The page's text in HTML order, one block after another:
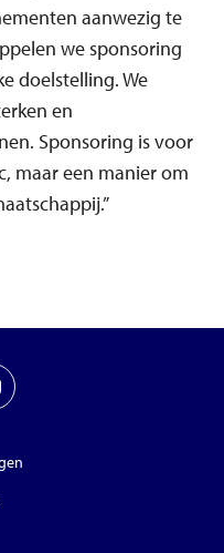
aanwezig te
we sponsoring
doelstelling. We
en
Sponsoring is voor
maar een manier om